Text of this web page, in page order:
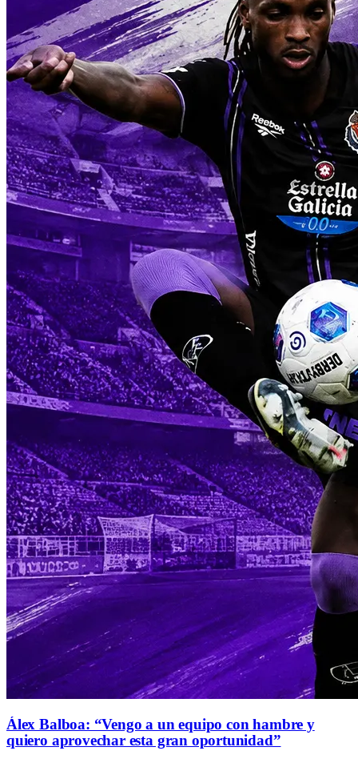
Álex Balboa: “Vengo a un equipo con hambre y
quiero aprovechar esta gran oportunidad”